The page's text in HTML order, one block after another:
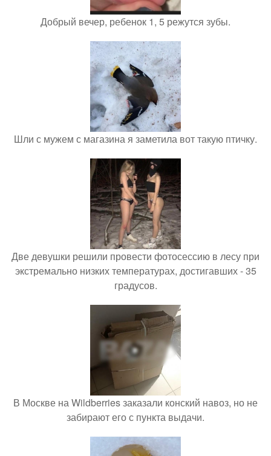
Добрый вечер, ребенок 1, 5 режутся зубы.
Шли с мужем с магазина я заметила вот такую птичку.
Две девушки решили провести фотосессию в лесу при
экстремально низких температурах, достигавших - 35
градусов.
В Москве на Wildberries заказали конский навоз, но не
забирают его с пункта выдачи.